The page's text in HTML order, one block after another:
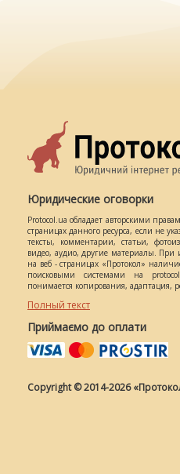
Юридические оговорки
Protocol.ua обладает авторскими
страницах данного ресурса, если не
тексты, комментарии, статьи,
видео, аудио, другие материалы.
на веб - страницах «Протокол»
поисковыми системами на
понимается копирования, адаптация,
Полный текст
Приймаємо до оплати
Copyright © 2014-2026